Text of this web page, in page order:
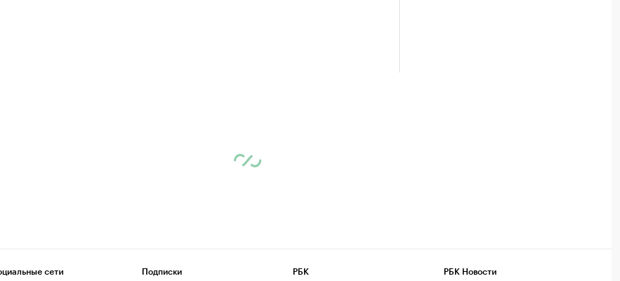
сети Подписки РБК РБК Новости